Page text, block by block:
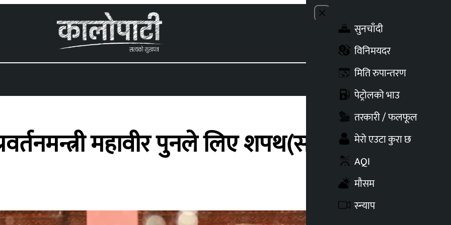
Close menu
सुनचाँदी
विनिमयदर
मिति रुपान्तरण
पेट्रोलको भाउ
तरकारी / फलफूल
मेरो एउटा कुरा छ
AQI
मौसम
स्न्याप
महावीर पुनले लिए शपथ(सात तस्विर)